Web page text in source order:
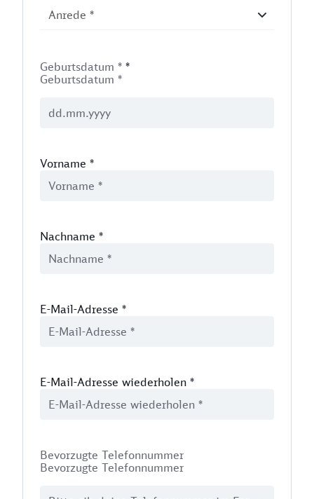
Geburtsdatum * *
Geburtsdatum *
Vorname *
Nachname *
E-Mail-Adresse *
E-Mail-Adresse wiederholen *
Bevorzugte Telefonnummer
Bevorzugte Telefonnummer